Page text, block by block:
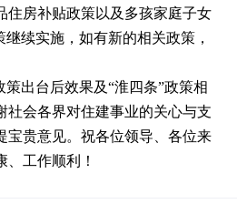
住房补贴政策以及多孩家庭子女
继续实施，如有新的相关政策，
出台后效果及“淮四条”政策相
社会各界对住建事业的关心与支
宝贵意见。祝各位领导、各位来
工作顺利！